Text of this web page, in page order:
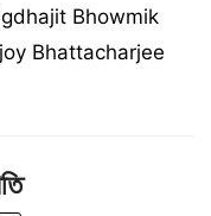
Bhowmik
Bhattacharjee